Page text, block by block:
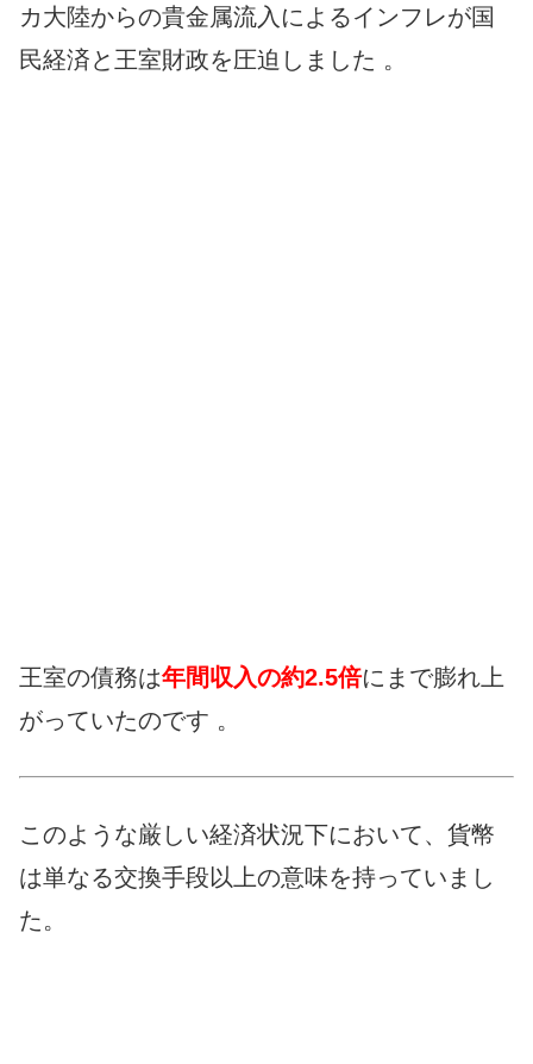
カ大陸からの貴金属流入によるインフレが国
民経済と王室財政を圧迫しました 。
王室の債務は年間収入の約2.5倍にまで膨れ上
がっていたのです 。
このような厳しい経済状況下において、貨幣
は単なる交換手段以上の意味を持っていまし
た。